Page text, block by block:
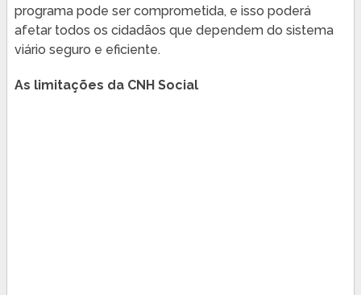
programa pode ser comprometida, e isso poderá
afetar todos os cidadãos que dependem do sistema
viário seguro e eficiente.
As limitações da CNH Social